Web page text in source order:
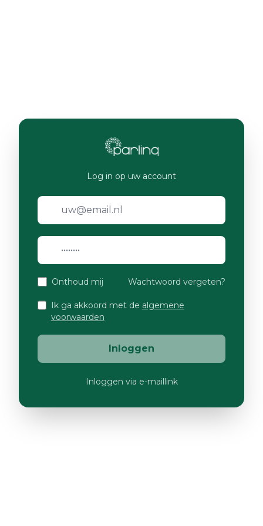
Log in op uw account
Onthoud mij Wachtwoord vergeten?
Ik ga akkoord met de algemene
voorwaarden
Inloggen
Inloggen via e-maillink